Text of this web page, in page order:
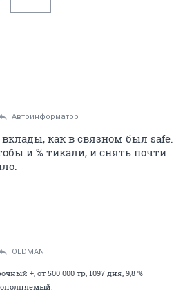
Автоинформатор
как в связном был safe.
и % тикали, и снять почти
OLDMAN
+, от 500 000 тр, 1097 дня, 9,8 %